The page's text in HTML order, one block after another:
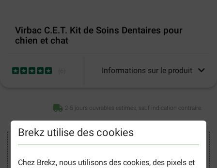
Brekz utilise des cookies
Chez Brekz, nous utilisons des cookies, des pixels et
Virbac C.E.T. Kit de Soins Dentaires pour
chien et chat
Informations sur le produit
2-5 jours ouvrables estimés, sauf indication contraire.
Acheter en toute sécurité